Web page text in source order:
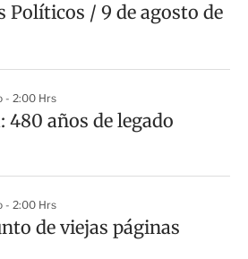
Políticos / 9 de agosto de
- 2:00 Hrs
480 años de legado
- 2:00 Hrs
de viejas páginas